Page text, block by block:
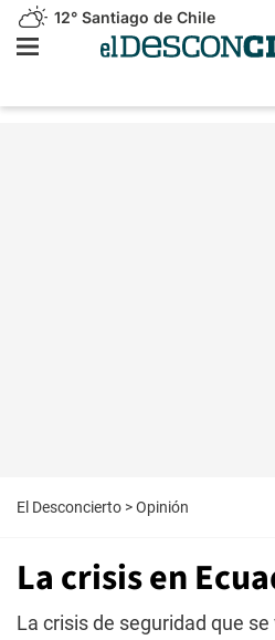
12° Santiago de Chile
El Desconcierto >Opinión
La crisis en
La crisis de seguridad que